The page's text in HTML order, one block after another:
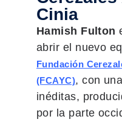
Cinia
Hamish Fulton
abrir el nuevo
Fundación
(FCAYC), con
inéditas,
por la parte